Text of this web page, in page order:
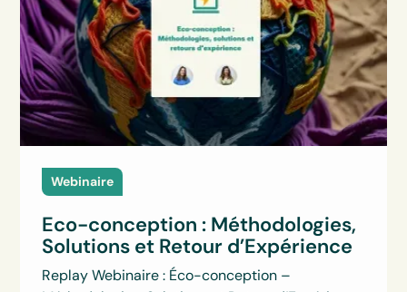
Webinaire
Eco-conception : Méthodologies,
Solutions et Retour d’Expérience
Replay Webinaire : Éco-conception –